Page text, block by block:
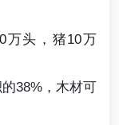
万头，猪10万
38%，木材可